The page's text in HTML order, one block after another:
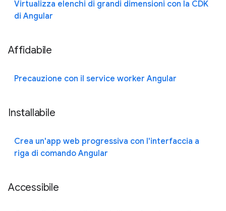
Virtualizza elenchi di grandi dimensioni con la CDK
di Angular
Affidabile
Precauzione con il service worker Angular
Installabile
Crea un'app web progressiva con l'interfaccia a
riga di comando Angular
Accessibile